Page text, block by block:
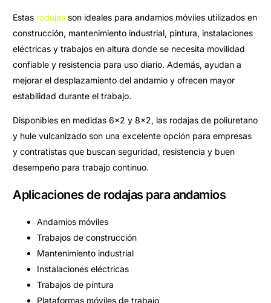
Estas rodajas son ideales para andamios móviles utilizados en
construcción, mantenimiento industrial, pintura, instalaciones
eléctricas y trabajos en altura donde se necesita movilidad
confiable y resistencia para uso diario. Además, ayudan a
mejorar el desplazamiento del andamio y ofrecen mayor
estabilidad durante el trabajo.
Disponibles en medidas 6×2 y 8×2, las rodajas de poliuretano
y hule vulcanizado son una excelente opción para empresas
y contratistas que buscan seguridad, resistencia y buen
desempeño para trabajo continuo.
Aplicaciones de rodajas para andamios
Andamios móviles
Trabajos de construcción
Mantenimiento industrial
Instalaciones eléctricas
Trabajos de pintura
Plataformas móviles de trabajo